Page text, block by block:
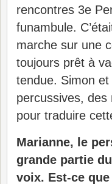
rencontres 3e
funambule.
marche sur une
toujours prêt à
tendue. Simon
percussives,
pour traduire
Marianne, le
grande partie
voix. Est-ce